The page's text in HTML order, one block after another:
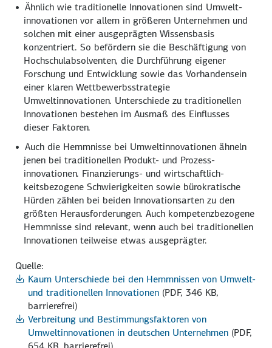
Ähnlich wie traditionelle Innovationen sind Umwelt­
innovationen vor allem in größeren Unternehmen und
solchen mit einer ausgeprägten Wissensbasis
konzentriert. So befördern sie die Beschäftigung von
Hochschul­absolventen, die Durchführung eigener
Forschung und Entwicklung sowie das Vorhandensein
einer klaren Wettbewerbs­strategie
Umweltinnovationen. Unterschiede zu traditionellen
Innovationen bestehen im Ausmaß des Einflusses
dieser Faktoren.
Auch die Hemmnisse bei Umweltinnovationen ähneln
jenen bei traditionellen Produkt- und Prozess­
innovationen. Finanzierungs- und wirtschaftlich­
keitsbezogene Schwierigkeiten sowie bürokratische
Hürden zählen bei beiden Innovationsarten zu den
größten Herausforderungen. Auch kompetenzbezogene
Hemmnisse sind relevant, wenn auch bei traditionellen
Innovationen teilweise etwas ausgeprägter.
Quelle:
Kaum Unterschiede bei den Hemmnissen von Umwelt-
und traditionellen Innovationen (PDF, 346 KB,
barrierefrei)
Verbreitung und Bestimmungsfaktoren von
Umweltinnovationen in deutschen Unternehmen (PDF,